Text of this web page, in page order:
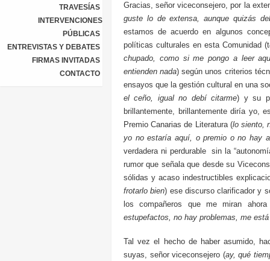
TRAVESÍAS
INTERVENCIONES
PÚBLICAS
ENTREVISTAS Y DEBATES
FIRMAS INVITADAS
CONTACTO
Gracias, señor viceconsejero, por la
guste lo de extensa, aunque quizás
estamos de acuerdo en algunos
políticas culturales en esta Comunidad (t
chupado, como si me pongo a leer
entienden nada) según unos criterios
ensayos que la gestión cultural en una
el ceño, igual no debí citarme) y su
brillantemente, brillantemente diría yo,
Premio Canarias de Literatura (lo siento,
yo no estaría aquí, o premio o no hay
verdadera ni perdurable sin la
rumor que señala que desde su
sólidas y acaso indestructibles
frotarlo bien) ese discurso clarificador y
los compañeros que me miran
estupefactos, no hay problemas, me
Tal vez el hecho de haber asumido,
suyas, señor viceconsejero (ay, qué